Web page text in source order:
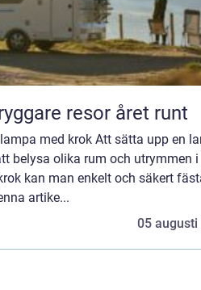
resor året runt
med krok Att sätta upp en
belysa olika rum och utrymmen i
kan man enkelt och säkert
artike...
05 augusti